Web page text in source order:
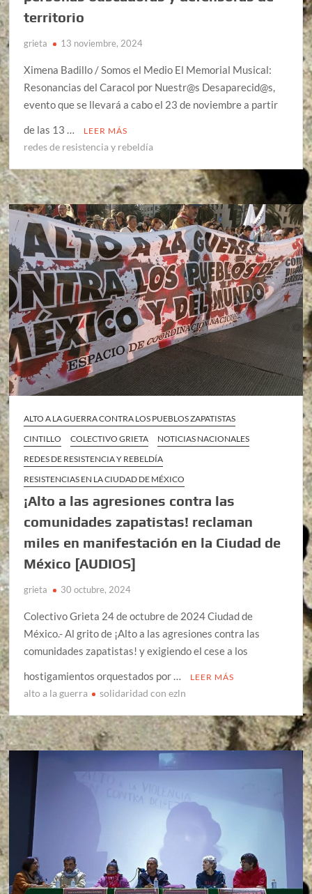
territorio
grieta 13 noviembre, 2024
Ximena Badillo / Somos el Medio El Memorial Musical:
Resonancias del Caracol por Nuestr@s Desaparecid@s,
evento que se llevará a cabo el 23 de noviembre a partir
de las 13 …
LEER MÁS
redes de resistencia y rebeldía
ALTO A LA GUERRA CONTRA LOS PUEBLOS ZAPATISTAS
CINTILLO
COLECTIVO GRIETA
NOTICIAS NACIONALES
REDES DE RESISTENCIA Y REBELDÍA
RESISTENCIAS EN LA CIUDAD DE MÉXICO
¡Alto a las agresiones contra las
comunidades zapatistas! reclaman
miles en manifestación en la Ciudad de
México [AUDIOS]
grieta 30 octubre, 2024
Colectivo Grieta 24 de octubre de 2024 Ciudad de
México.- Al grito de ¡Alto a las agresiones contra las
comunidades zapatistas! y exigiendo el cese a los
hostigamientos orquestados por …
LEER MÁS
alto a la guerra solidaridad con ezln